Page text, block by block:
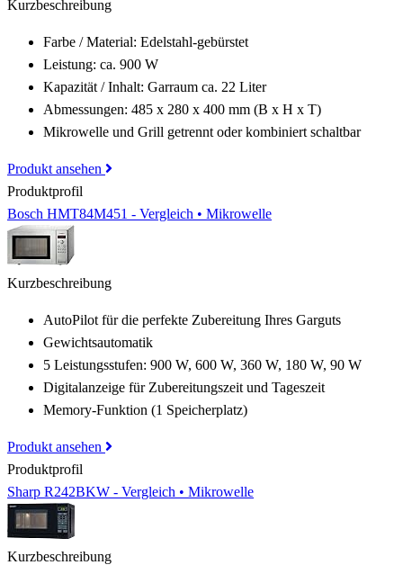
Kurzbeschreibung
Farbe / Material: Edelstahl-gebürstet
Leistung: ca. 900 W
Kapazität / Inhalt: Garraum ca. 22 Liter
Abmessungen: 485 x 280 x 400 mm (B x H x T)
Mikrowelle und Grill getrennt oder kombiniert schaltbar
Produkt ansehen
Produktprofil
Bosch HMT84M451 - Vergleich • Mikrowelle
Kurzbeschreibung
AutoPilot für die perfekte Zubereitung Ihres Garguts
Gewichtsautomatik
5 Leistungsstufen: 900 W, 600 W, 360 W, 180 W, 90 W
Digitalanzeige für Zubereitungszeit und Tageszeit
Memory-Funktion (1 Speicherplatz)
Produkt ansehen
Produktprofil
Sharp R242BKW - Vergleich • Mikrowelle
Kurzbeschreibung